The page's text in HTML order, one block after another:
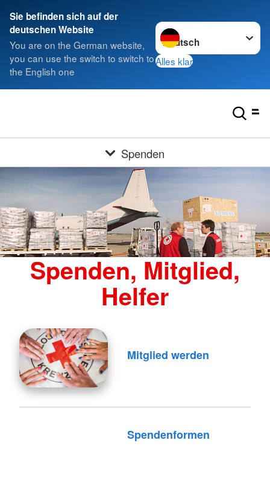
Sie befinden sich auf der
deutschen Website
You are on the German website,
you can use the switch to switch to
the English one
Sprache wechseln zu
Alles klar
Spenden
Spenden, Mitglied,
Helfer
Mitglied werden
Spendenformen